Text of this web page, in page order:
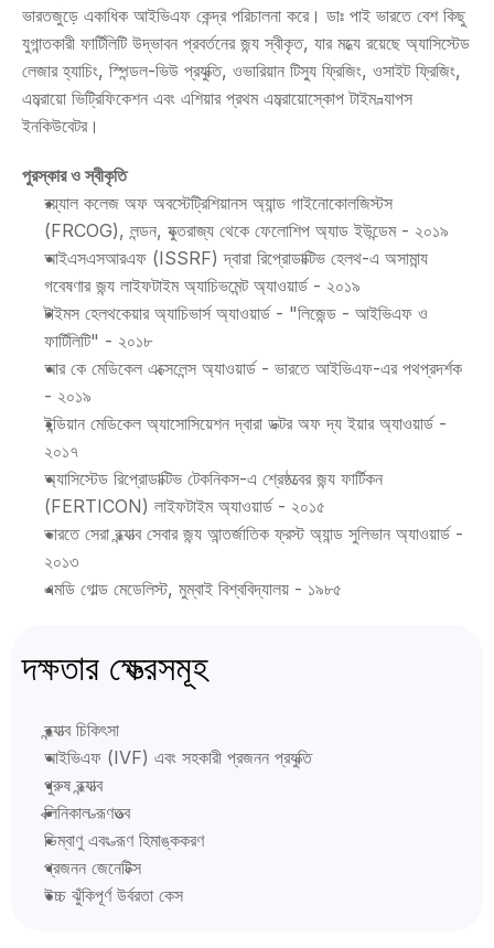
ভারতজুড়ে একাধিক আইভিএফ কেন্দ্র পরিচালনা করে। ডাঃ পাই ভারতে বেশ কিছু
যুগান্তকারী ফার্টিলিটি উদ্ভাবন প্রবর্তনের জন্য স্বীকৃত, যার মধ্যে রয়েছে অ্যাসিস্টেড
লেজার হ্যাচিং, স্পিন্ডল-ভিউ প্রযুক্তি, ওভারিয়ান টিস্যু ফ্রিজিং, ওসাইট ফ্রিজিং,
এমব্রায়ো ভিট্রিফিকেশন এবং এশিয়ার প্রথম এমব্রায়োস্কোপ টাইম-ল্যাপস
ইনকিউবেটর।
পুরস্কার ও স্বীকৃতি
রয়্যাল কলেজ অফ অবস্টেট্রিশিয়ানস অ্যান্ড গাইনোকোলজিস্টস
(FRCOG), লন্ডন, যুক্তরাজ্য থেকে ফেলোশিপ অ্যাড ইউন্ডেম - ২০১৯
আইএসএসআরএফ (ISSRF) দ্বারা রিপ্রোডাক্টিভ হেলথ-এ অসামান্য
গবেষণার জন্য লাইফটাইম অ্যাচিভমেন্ট অ্যাওয়ার্ড - ২০১৯
টাইমস হেলথকেয়ার অ্যাচিভার্স অ্যাওয়ার্ড - "লিজেন্ড - আইভিএফ ও
ফার্টিলিটি" - ২০১৮
আর কে মেডিকেল এক্সেলেন্স অ্যাওয়ার্ড - ভারতে আইভিএফ-এর পথপ্রদর্শক
- ২০১৯
ইন্ডিয়ান মেডিকেল অ্যাসোসিয়েশন দ্বারা ডক্টর অফ দ্য ইয়ার অ্যাওয়ার্ড -
২০১৭
অ্যাসিস্টেড রিপ্রোডাক্টিভ টেকনিকস-এ শ্রেষ্ঠত্বের জন্য ফার্টিকন
(FERTICON) লাইফটাইম অ্যাওয়ার্ড - ২০১৫
ভারতে সেরা বন্ধ্যাত্ব সেবার জন্য আন্তর্জাতিক ফ্রস্ট অ্যান্ড সুলিভান অ্যাওয়ার্ড -
২০১৩
এমডি গোল্ড মেডেলিস্ট, মুম্বাই বিশ্ববিদ্যালয় - ১৯৮৫
দক্ষতার ক্ষেত্রসমূহ
বন্ধ্যাত্ব চিকিৎসা
আইভিএফ (IVF) এবং সহকারী প্রজনন প্রযুক্তি
পুরুষ বন্ধ্যাত্ব
ক্লিনিকাল ভ্রূণতত্ত্ব
ডিম্বাণু এবং ভ্রূণ হিমাঙ্ককরণ
প্রজনন জেনেটিক্স
উচ্চ ঝুঁকিপূর্ণ উর্বরতা কেস